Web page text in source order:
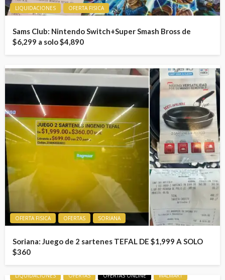
LIQUIDACIONES OFERTA FISICA
Sams Club: Nintendo Switch+Super Smash Bross de
$6,299 a solo $4,890
OFERTA FISICA OFERTAS SORIANA
Soriana: Juego de 2 sartenes TEFAL DE $1,999 A SOLO
$360
LIQUIDACIONES OFERTAS OFERTAS ONLINE WALMART